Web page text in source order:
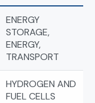
ENERGY
STORAGE,
ENERGY,
TRANSPORT
HYDROGEN AND
FUEL CELLS